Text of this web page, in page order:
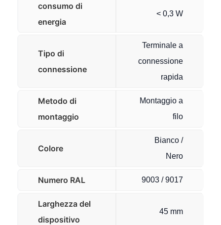
consumo di
energia
< 0,3 W
Tipo di
connessione
Terminale a
connessione
rapida
Metodo di
montaggio
Montaggio a
filo
Colore
Bianco /
Nero
Numero RAL 9003 / 9017
Larghezza del
dispositivo
45 mm